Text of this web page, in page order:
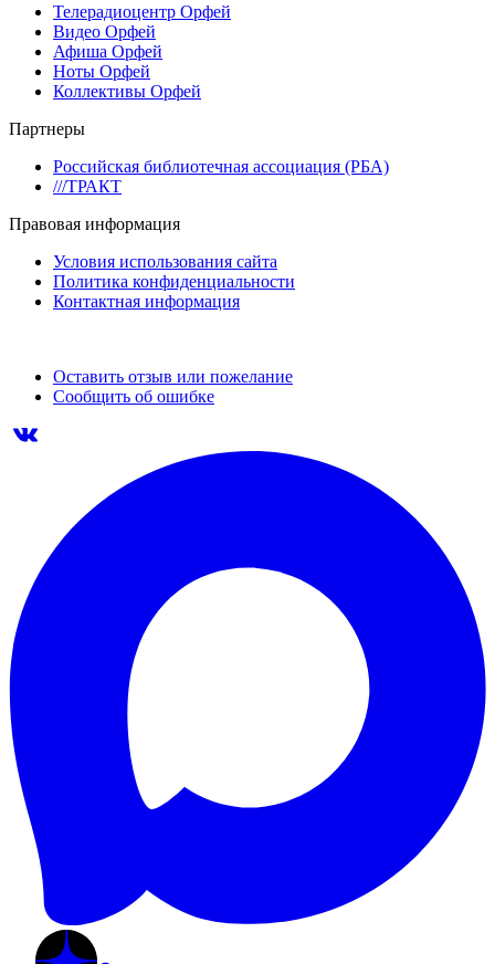
Телерадиоцентр Орфей
Видео Орфей
Афиша Орфей
Ноты Орфей
Коллективы Орфей
Партнеры
Российская библиотечная ассоциация (РБА)
///ТРАКТ
Правовая информация
Условия использования сайта
Политика конфиденциальности
Контактная информация
Оставить отзыв или пожелание
Сообщить об ошибке